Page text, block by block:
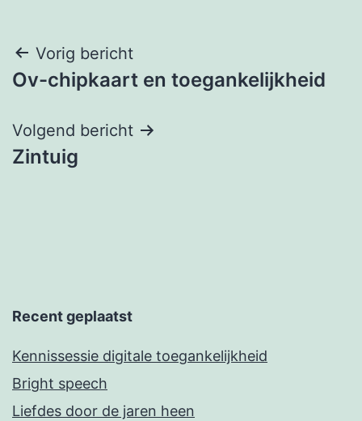
Berichtnavigatie
Vorig bericht
Ov-chipkaart en toegankelijkheid
Volgend bericht
Zintuig
Recent geplaatst
Kennissessie digitale toegankelijkheid
Bright speech
Liefdes door de jaren heen